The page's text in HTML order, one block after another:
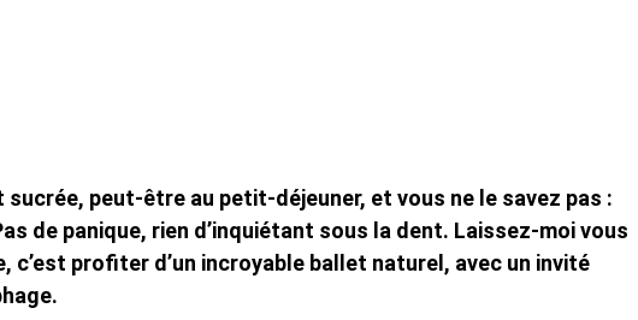
peut-être au petit-déjeuner, et vous ne le savez pas :
de panique, rien d’inquiétant sous la dent. Laissez-moi vous
c’est profiter d’un incroyable ballet naturel, avec un invité